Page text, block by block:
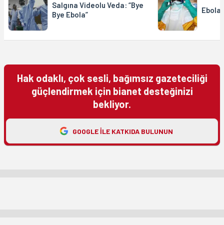
Salgına Videolu Veda: “Bye
Bye Ebola”
Ebola
Hak odaklı, çok sesli, bağımsız gazeteciliği
güçlendirmek için bianet desteğinizi
bekliyor.
GOOGLE ILE KATKIDA BULUNUN